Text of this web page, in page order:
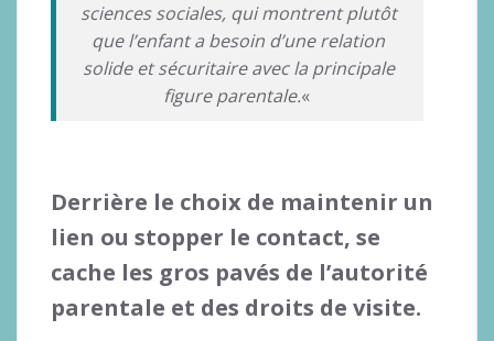
sciences sociales, qui montrent plutôt
que l’enfant a besoin d’une relation
solide et sécuritaire avec la principale
figure parentale.«
Derrière le choix de maintenir un
lien ou stopper le contact, se
cache les gros pavés de l’autorité
parentale et des droits de visite.